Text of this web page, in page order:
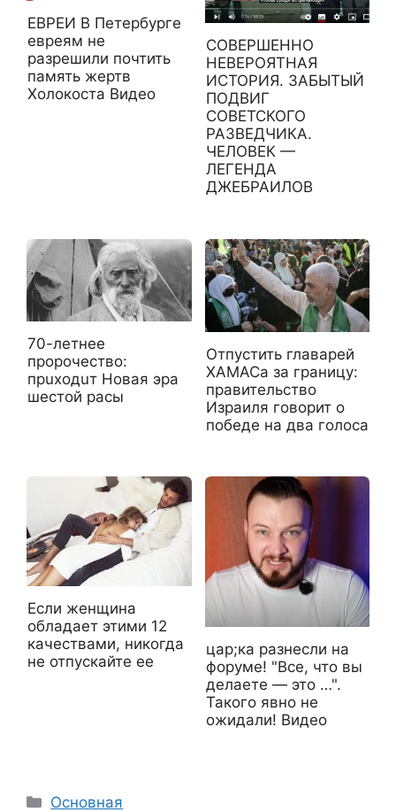
ЕВРЕИ В Петербурге
евреям не
разрешили почтить
память жертв
Холокоста Видео
СОВЕРШЕННО
НЕВЕРОЯТНАЯ
ИСТОРИЯ. ЗАБЫТЫЙ
ПОДВИГ
СОВЕТСКОГО
РАЗВЕДЧИКА.
ЧЕЛОВЕК —
ЛЕГЕНДА
ДЖЕБРАИЛОВ
70-лeтнee
пpoрочecтво:
пpuxoдuт Hoвая эpa
шecтой paсы
Отпустить главарей
ХАМАСа за границу:
правительство
Израиля говорит о
победе на два голоса
Если женщина
обладает этими 12
качествами, никогда
не отпускайте ее
цар;ка разнесли на
форуме! "Все, что вы
делаете — это …".
Такого явно не
ожидали! Видео
Рубрики
Основная